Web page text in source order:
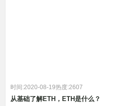
时间:2020-08-19热度:2607
从基础了解ETH，ETH是什么？